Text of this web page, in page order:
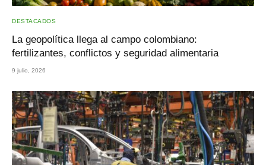
DESTACADOS
La geopolítica llega al campo colombiano:
fertilizantes, conflictos y seguridad alimentaria
9 julio, 2026